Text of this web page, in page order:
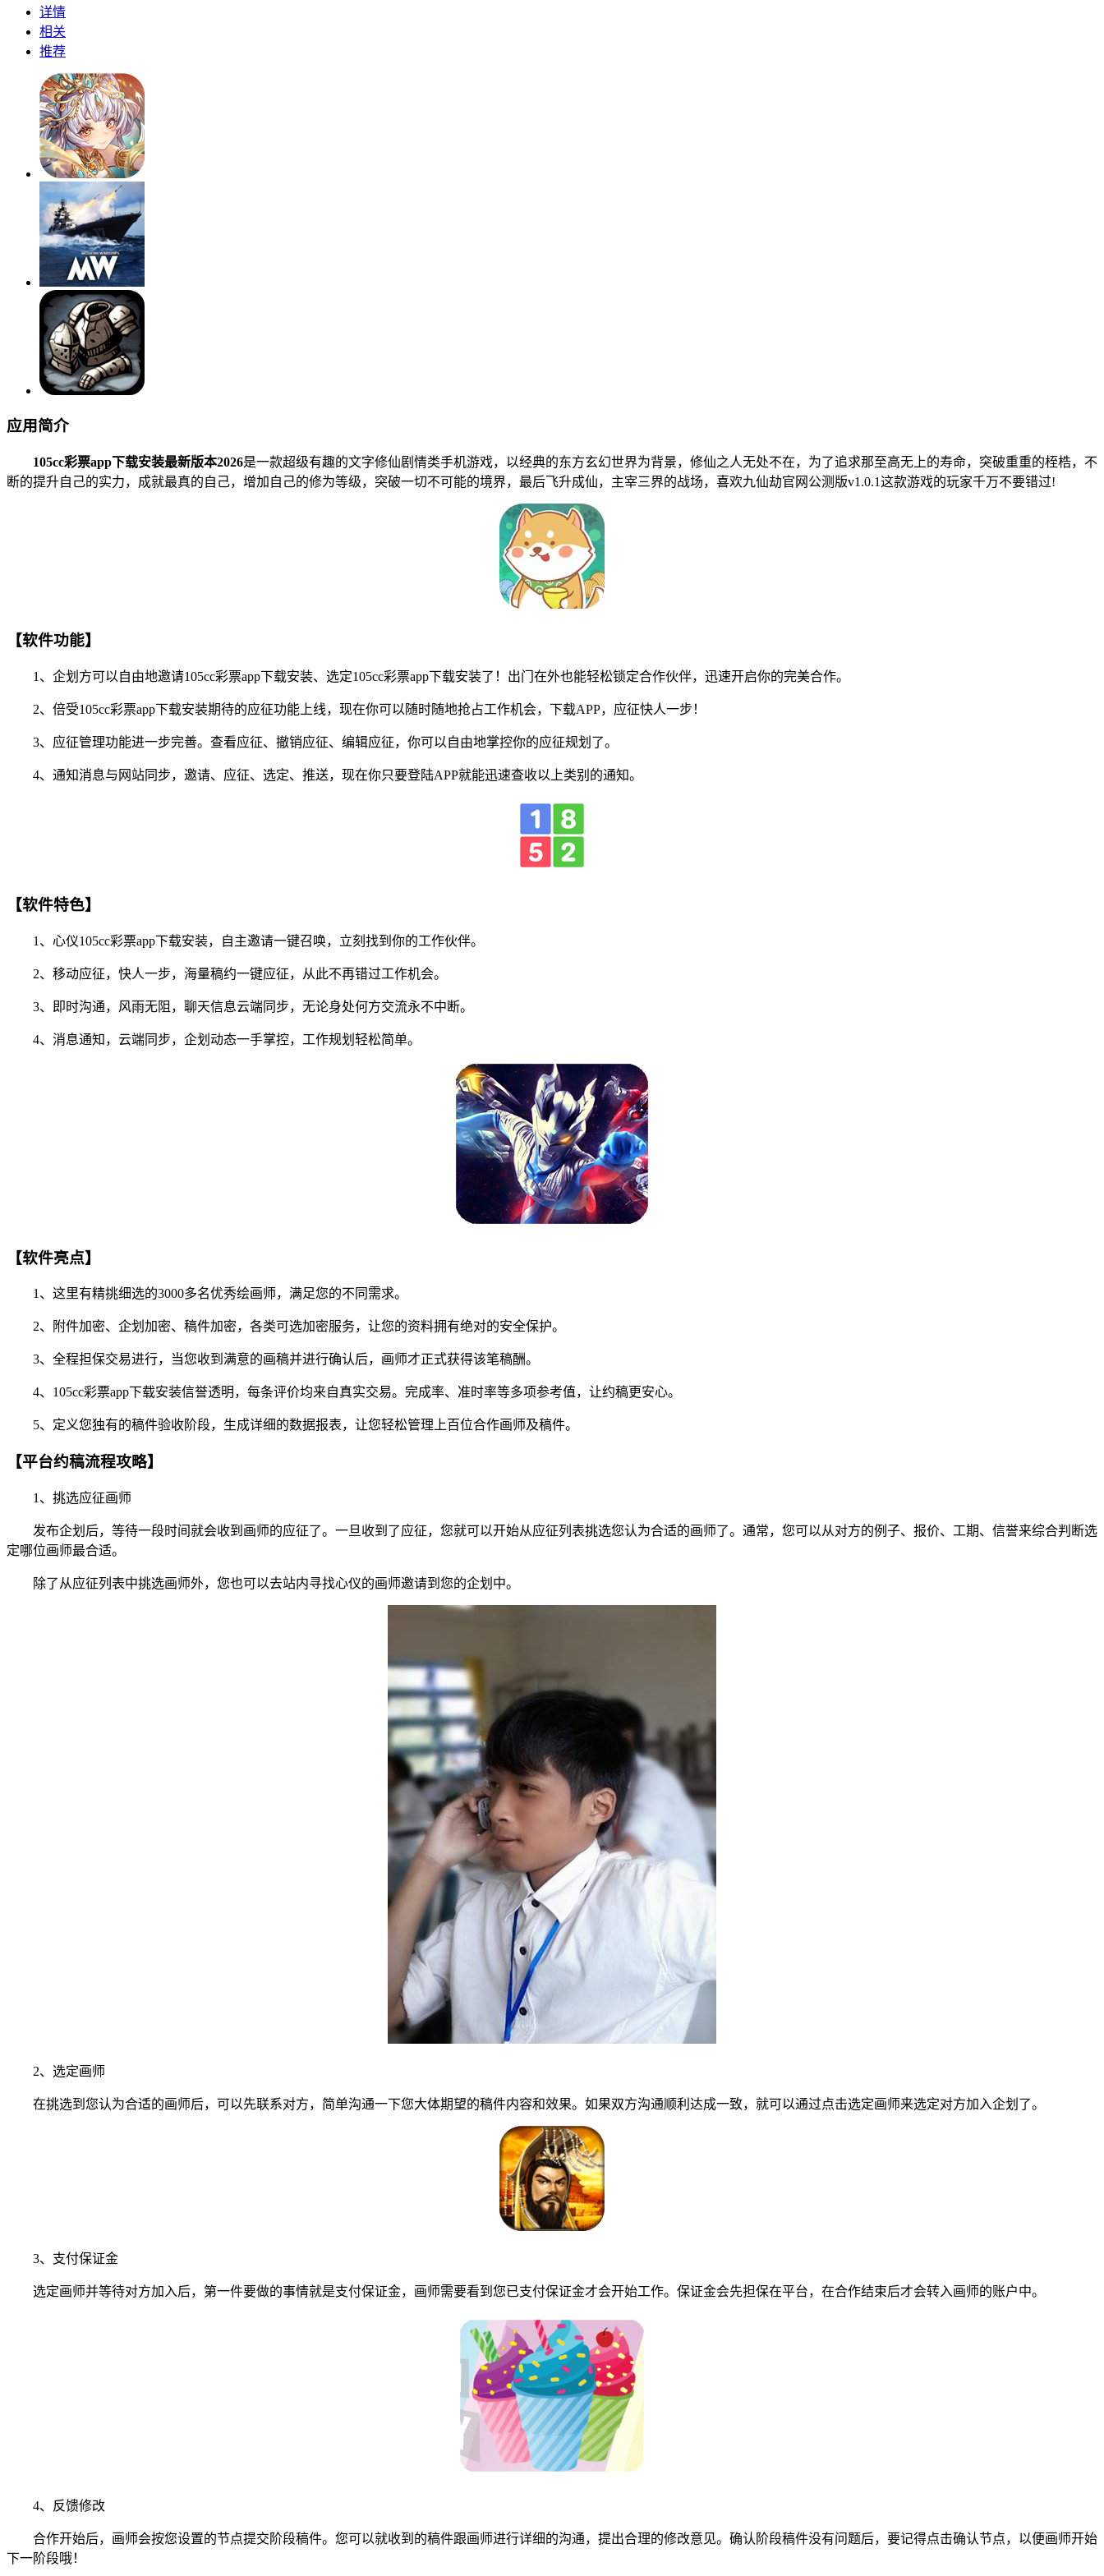
详情
相关
推荐
应用简介
105cc彩票app下载安装最新版本2026是一款超级有趣的文字修仙剧情类手机游戏，以经典的东方玄幻世界为背景，修仙之人无处不在，为了追求那至高无上的寿命，突破重重的桎梏，不
断的提升自己的实力，成就最真的自己，增加自己的修为等级，突破一切不可能的境界，最后飞升成仙，主宰三界的战场，喜欢九仙劫官网公测版v1.0.1这款游戏的玩家千万不要错过!
【软件功能】
1、企划方可以自由地邀请105cc彩票app下载安装、选定105cc彩票app下载安装了！出门在外也能轻松锁定合作伙伴，迅速开启你的完美合作。
2、倍受105cc彩票app下载安装期待的应征功能上线，现在你可以随时随地抢占工作机会，下载APP，应征快人一步！
3、应征管理功能进一步完善。查看应征、撤销应征、编辑应征，你可以自由地掌控你的应征规划了。
4、通知消息与网站同步，邀请、应征、选定、推送，现在你只要登陆APP就能迅速查收以上类别的通知。
【软件特色】
1、心仪105cc彩票app下载安装，自主邀请一键召唤，立刻找到你的工作伙伴。
2、移动应征，快人一步，海量稿约一键应征，从此不再错过工作机会。
3、即时沟通，风雨无阻，聊天信息云端同步，无论身处何方交流永不中断。
4、消息通知，云端同步，企划动态一手掌控，工作规划轻松简单。
【软件亮点】
1、这里有精挑细选的3000多名优秀绘画师，满足您的不同需求。
2、附件加密、企划加密、稿件加密，各类可选加密服务，让您的资料拥有绝对的安全保护。
3、全程担保交易进行，当您收到满意的画稿并进行确认后，画师才正式获得该笔稿酬。
4、105cc彩票app下载安装信誉透明，每条评价均来自真实交易。完成率、准时率等多项参考值，让约稿更安心。
5、定义您独有的稿件验收阶段，生成详细的数据报表，让您轻松管理上百位合作画师及稿件。
【平台约稿流程攻略】
1、挑选应征画师
发布企划后，等待一段时间就会收到画师的应征了。一旦收到了应征，您就可以开始从应征列表挑选您认为合适的画师了。通常，您可以从对方的例子、报价、工期、信誉来综合判断选
定哪位画师最合适。
除了从应征列表中挑选画师外，您也可以去站内寻找心仪的画师邀请到您的企划中。
2、选定画师
在挑选到您认为合适的画师后，可以先联系对方，简单沟通一下您大体期望的稿件内容和效果。如果双方沟通顺利达成一致，就可以通过点击选定画师来选定对方加入企划了。
3、支付保证金
选定画师并等待对方加入后，第一件要做的事情就是支付保证金，画师需要看到您已支付保证金才会开始工作。保证金会先担保在平台，在合作结束后才会转入画师的账户中。
4、反馈修改
合作开始后，画师会按您设置的节点提交阶段稿件。您可以就收到的稿件跟画师进行详细的沟通，提出合理的修改意见。确认阶段稿件没有问题后，要记得点击确认节点，以便画师开始
下一阶段哦！